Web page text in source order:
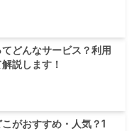
どんなサービス？利用
説します！
がおすすめ・人気？1